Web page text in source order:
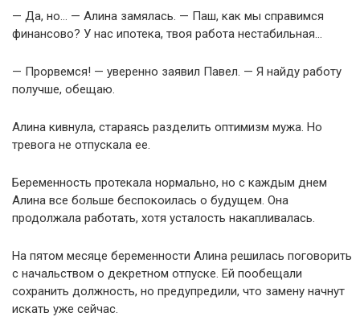
— Да, но… — Алина замялась. — Паш, как мы справимся
финансово? У нас ипотека, твоя работа нестабильная…
— Прорвемся! — уверенно заявил Павел. — Я найду работу
получше, обещаю.
Алина кивнула, стараясь разделить оптимизм мужа. Но
тревога не отпускала ее.
Беременность протекала нормально, но с каждым днем
Алина все больше беспокоилась о будущем. Она
продолжала работать, хотя усталость накапливалась.
На пятом месяце беременности Алина решилась поговорить
с начальством о декретном отпуске. Ей пообещали
сохранить должность, но предупредили, что замену начнут
искать уже сейчас.